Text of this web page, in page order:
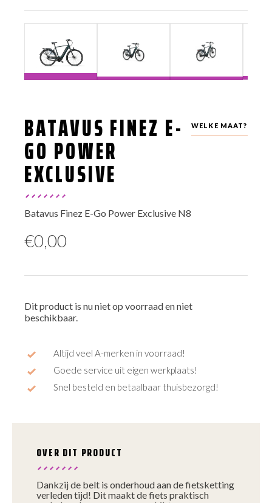
WELKE MAAT?
BATAVUS FINEZ E-
GO POWER
EXCLUSIVE
Batavus Finez E-Go Power Exclusive N8
€0,00
Dit product is nu niet op voorraad en niet
beschikbaar.
Altijd veel A-merken in voorraad!
Goede service uit eigen werkplaats!
Snel besteld en betaalbaar thuisbezorgd!
OVER DIT PRODUCT
Dankzij de belt is onderhoud aan de fietsketting
verleden tijd! Dit maakt de fiets praktisch